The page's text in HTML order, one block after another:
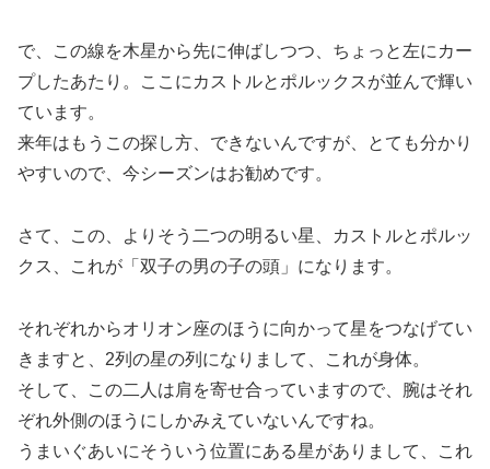
で、この線を木星から先に伸ばしつつ、ちょっと左にカー
プしたあたり。ここにカストルとポルックスが並んで輝い
ています。
来年はもうこの探し方、できないんですが、とても分かり
やすいので、今シーズンはお勧めです。
さて、この、よりそう二つの明るい星、カストルとポルッ
クス、これが「双子の男の子の頭」になります。
それぞれからオリオン座のほうに向かって星をつなげてい
きますと、2列の星の列になりまして、これが身体。
そして、この二人は肩を寄せ合っていますので、腕はそれ
ぞれ外側のほうにしかみえていないんですね。
うまいぐあいにそういう位置にある星がありまして、これ